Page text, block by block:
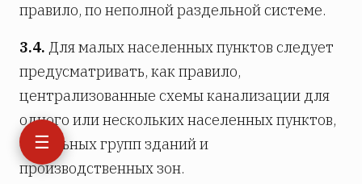
☰
правило, по неполной раздельной системе.
3.4. Для малых населенных пунктов следует
предусматривать, как правило,
централизованные схемы канализации для
одного или нескольких населенных пунктов,
отдельных групп зданий и
производственных зон.